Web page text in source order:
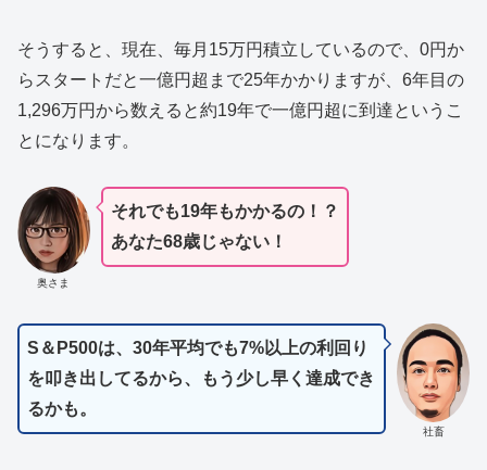
そうすると、現在、毎月15万円積立しているので、0円か
らスタートだと一億円超まで25年かかりますが、6年目の
1,296万円から数えると約19年で一億円超に到達というこ
とになります。
奥さま
それでも19年もかかるの！？
あなた68歳じゃない！
社畜
S＆P500は、30年平均でも7%以上の利回り
を叩き出してるから、もう少し早く達成でき
るかも。